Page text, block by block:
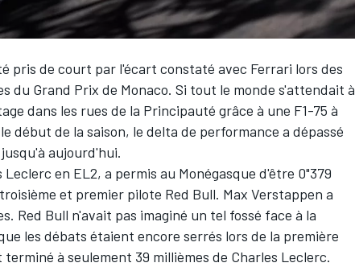
pris de court par l'écart constaté avec Ferrari lors des
du Grand Prix de Monaco. Si tout le monde s'attendait à
dans les rues de la Principauté grâce à une F1-75 à
début de la saison, le delta de performance a dépassé
aujourd'hui.
Leclerc en EL2, a permis au Monégasque d'être 0"379
et premier pilote Red Bull. Max Verstappen a
Red Bull n'avait pas imaginé un tel fossé face à la
les débats étaient encore serrés lors de la première
à seulement 39 millièmes de Charles Leclerc.